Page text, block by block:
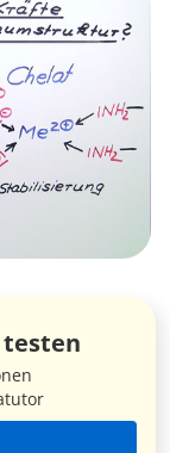
testen